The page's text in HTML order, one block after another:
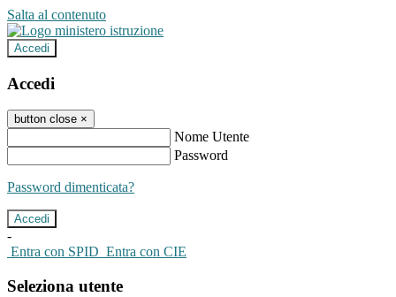
Salta al contenuto
Accedi
Accedi
button close ×
Nome Utente
Password
Password dimenticata?
-
Entra con SPID Entra con CIE
Seleziona utente